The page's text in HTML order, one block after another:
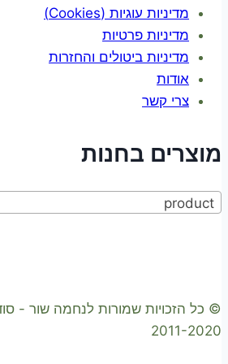
מדיניות עוגיות (Cookies)
מדיניות פרטיות
מדיניות ביטולים והחזרות
אודות
צרי קשר
מוצרים בחנות
product
© כל הזכויות שמורות לנחמה שור -
2011-2020